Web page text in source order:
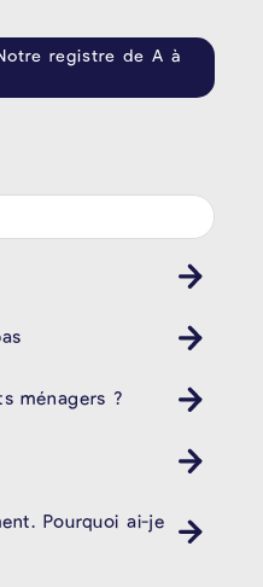
registre de A à
ménagers ?
Pourquoi ai-je